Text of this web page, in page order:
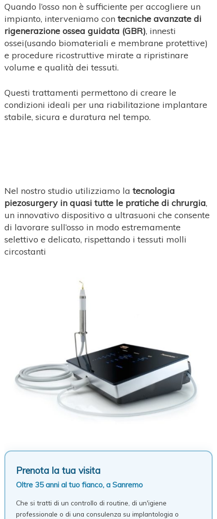
Quando l’osso non è sufficiente per accogliere un
impianto, interveniamo con tecniche avanzate di
rigenerazione ossea guidata (GBR), innesti
ossei(usando biomateriali e membrane protettive)
e procedure ricostruttive mirate a ripristinare
volume e qualità dei tessuti.
Questi trattamenti permettono di creare le
condizioni ideali per una riabilitazione implantare
stabile, sicura e duratura nel tempo.
Nel nostro studio utilizziamo la tecnologia
piezosurgery in quasi tutte le pratiche di chrurgia,
un innovativo dispositivo a ultrasuoni che consente
di lavorare sull’osso in modo estremamente
selettivo e delicato, rispettando i tessuti molli
circostanti
Prenota la tua visita
Oltre 35 anni al tuo fianco, a Sanremo
Che si tratti di un controllo di routine, di un'igiene
professionale o di una consulenza su implantologia o